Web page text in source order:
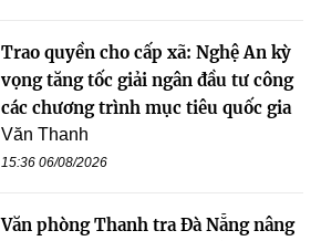
Trao quyền cho cấp xã: Nghệ An kỳ
vọng tăng tốc giải ngân đầu tư công
các chương trình mục tiêu quốc gia
Văn Thanh
15:36 06/08/2026
Văn phòng Thanh tra Đà Nẵng nâng